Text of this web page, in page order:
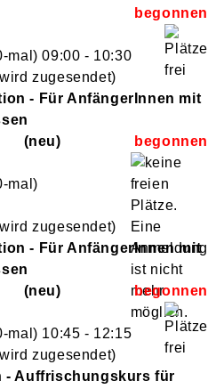
- Auffrischungskurs für
mal)09:00 - 10:30
zugesendet)
- Für AnfängerInnen mit
neu
mal)
zugesendet)
- Für AnfängerInnen mit
neu
mal) 10:45 - 12:15
zugesendet)